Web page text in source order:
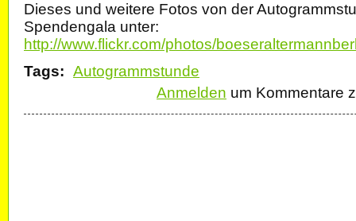
Dieses und weitere Fotos von der
Spendengala unter:
http://www.flickr.com/photos/
Tags: Autogrammstunde
Anmelden um Kommentare